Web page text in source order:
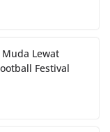
Lewat
Festival